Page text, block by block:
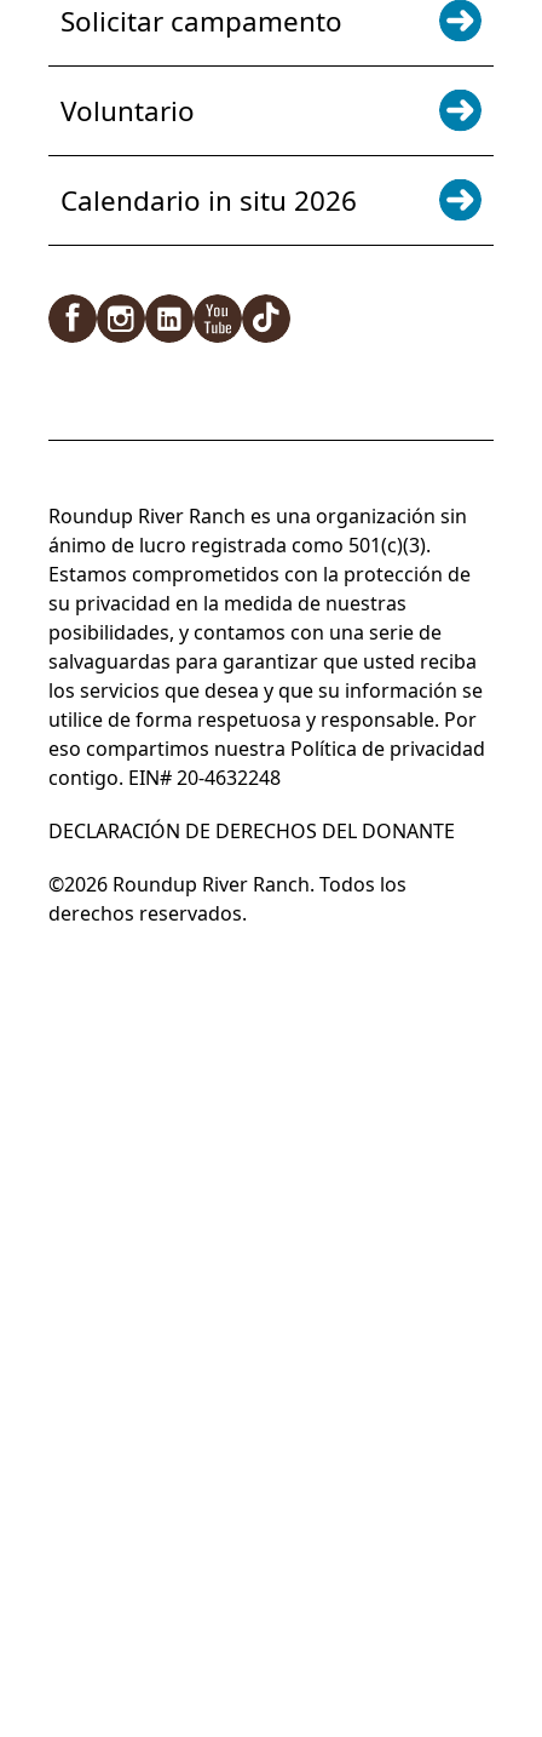
Solicitar campamento
Voluntario
Calendario in situ 2026
Roundup River Ranch es una organización sin
ánimo de lucro registrada como 501(c)(3).
Estamos comprometidos con la protección de
su privacidad en la medida de nuestras
posibilidades, y contamos con una serie de
salvaguardas para garantizar que usted reciba
los servicios que desea y que su información se
utilice de forma respetuosa y responsable. Por
eso compartimos nuestra Política de privacidad
contigo. EIN# 20-4632248
DECLARACIÓN DE DERECHOS DEL DONANTE
©2026 Roundup River Ranch. Todos los
derechos reservados.